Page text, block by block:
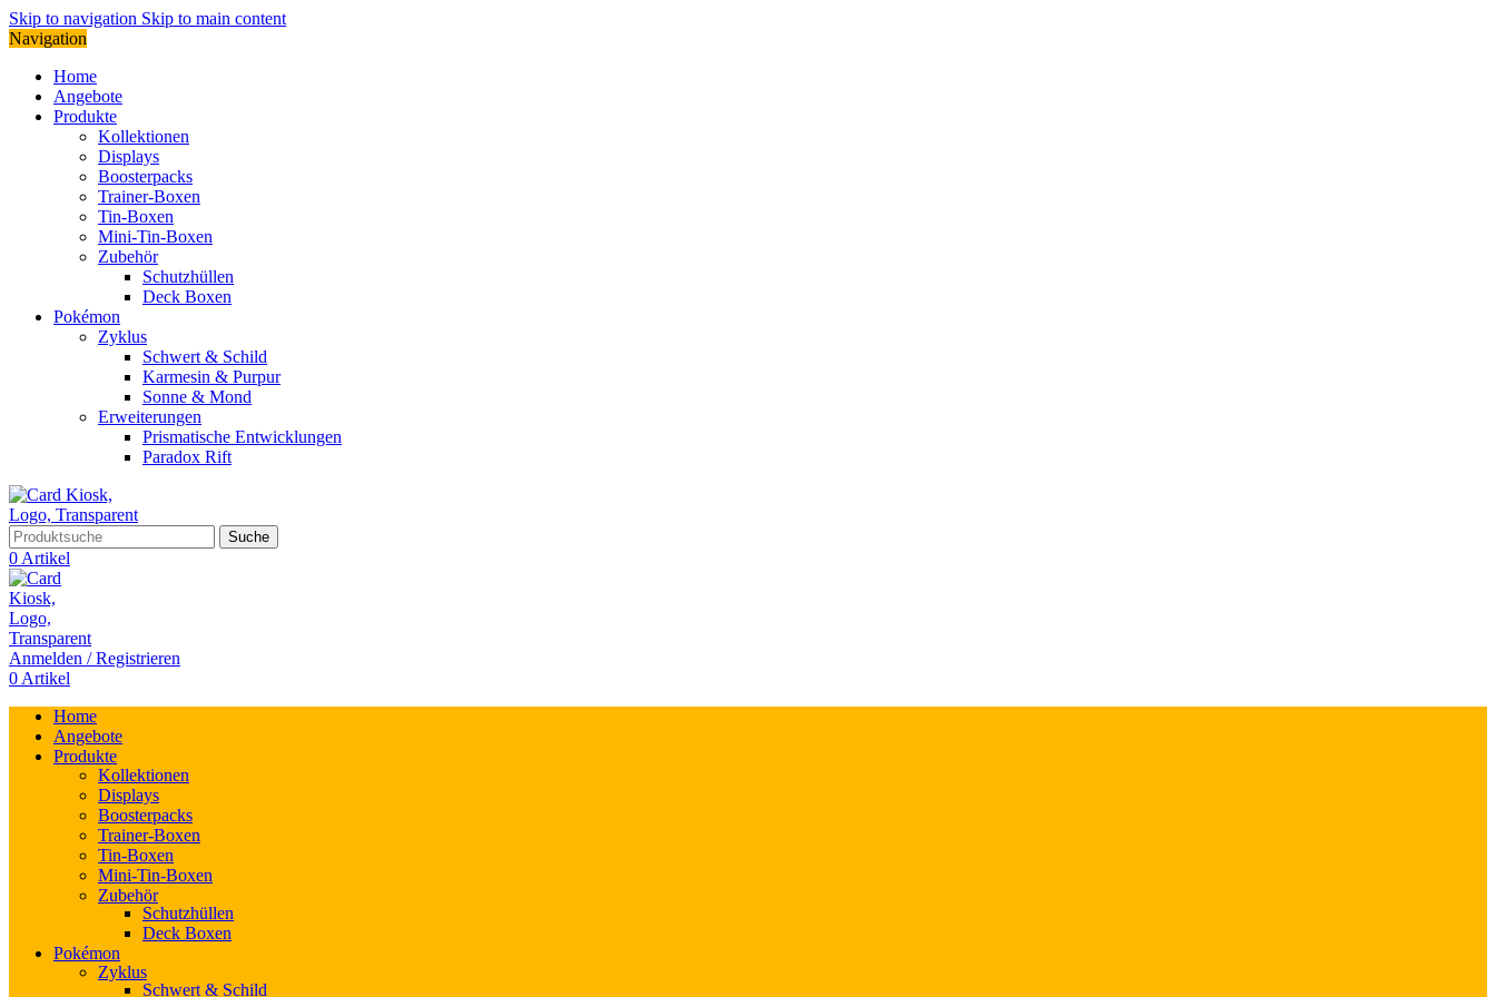
Skip to navigation Skip to main content
Navigation
Home
Angebote
Produkte
Kollektionen
Displays
Boosterpacks
Trainer-Boxen
Tin-Boxen
Mini-Tin-Boxen
Zubehör
Schutzhüllen
Deck Boxen
Pokémon
Zyklus
Schwert & Schild
Karmesin & Purpur
Sonne & Mond
Erweiterungen
Prismatische Entwicklungen
Paradox Rift
Suche
0 Artikel
Anmelden / Registrieren
0 Artikel
Home
Angebote
Produkte
Kollektionen
Displays
Boosterpacks
Trainer-Boxen
Tin-Boxen
Mini-Tin-Boxen
Zubehör
Schutzhüllen
Deck Boxen
Pokémon
Zyklus
Schwert & Schild